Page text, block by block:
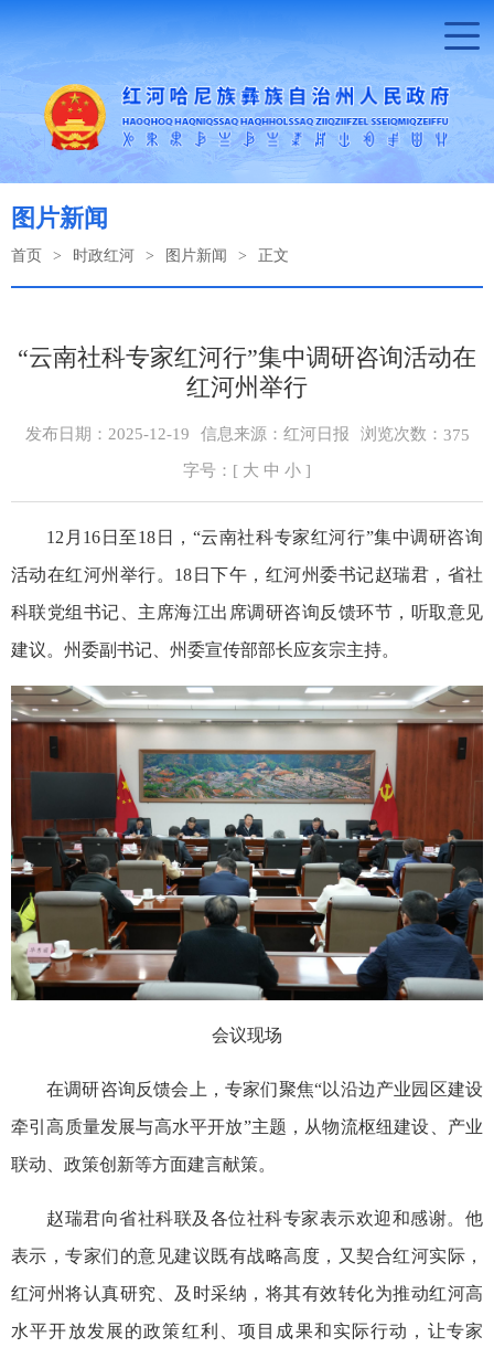
图片新闻
首页 > 时政红河 > 图片新闻 > 正文
“云南社科专家红河行”集中调研咨询活动在
红河州举行
发布日期：2025-12-19 信息来源：红河日报 浏览次数： 375
字号：[ 大 中 小 ]
12月16日至18日，“云南社科专家红河行”集中调研咨询
活动在红河州举行。18日下午，红河州委书记赵瑞君，省社
科联党组书记、主席海江出席调研咨询反馈环节，听取意见
建议。州委副书记、州委宣传部部长应亥宗主持。
会议现场
在调研咨询反馈会上，专家们聚焦“以沿边产业园区建设
牵引高质量发展与高水平开放”主题，从物流枢纽建设、产业
联动、政策创新等方面建言献策。
赵瑞君向省社科联及各位社科专家表示欢迎和感谢。他
表示，专家们的意见建议既有战略高度，又契合红河实际，
红河州将认真研究、及时采纳，将其有效转化为推动红河高
水平开放发展的政策红利、项目成果和实际行动，让专家